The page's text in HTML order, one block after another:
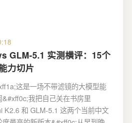
GLM-5.1 实测横评：15个
力切片
这是一场不带滤镜的大模型能
&#xff0c;我把自己关在书房里
K2.6 和 GLM-5.1 这两个当前中文